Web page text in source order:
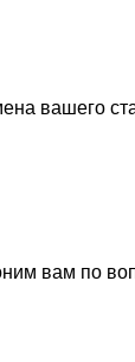
вашего
вам по